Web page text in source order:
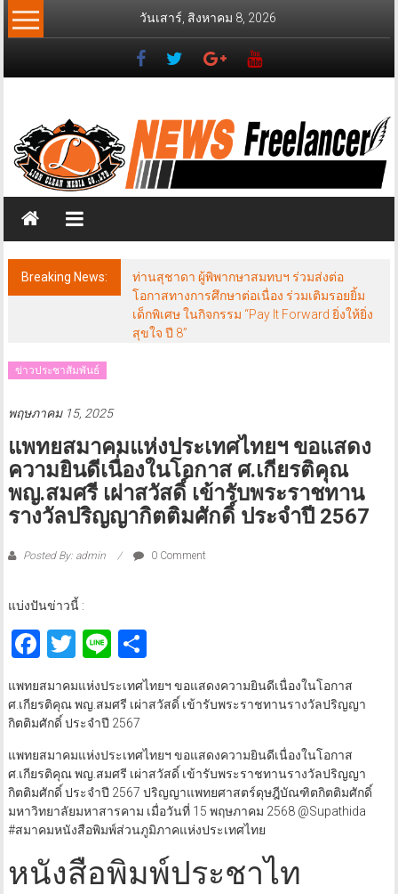
Skip
to
วันเสาร์, สิงหาคม 8, 2026
News
Freelancer
วส์
ฟรี
แลน
เซอร์
Breaking News:
ท่านสุชาดา ผู้พิพากษาสมทบฯ ร่วมส่งต่อ
โอกาสทางการศึกษาต่อเนื่อง ร่วมเติมรอยยิ้ม
เด็กพิเศษ ในกิจกรรม “Pay It Forward ยิ่งให้ยิ่ง
สุขใจ ปี 8”
ข่าวประชาสัมพันธ์
พฤษภาคม 15, 2025
แพทยสมาคมแห่งประเทศไทยฯ ขอแสดง
ความยินดีเนื่องในโอกาส ศ.เกียรติคุณ
พญ.สมศรี เผ่าสวัสดิ์ เข้ารับพระราชทาน
รางวัลปริญญากิตติมศักดิ์ ประจำปี 2567
Posted By: admin 0 Comment
แบ่งปันข่าวนี้ :
Facebook
Twitter
LineShare
แพทยสมาคมแห่งประเทศไทยฯ ขอแสดงความยินดีเนื่องในโอกาส
ศ.เกียรติคุณ พญ.สมศรี เผ่าสวัสดิ์ เข้ารับพระราชทานรางวัลปริญญา
กิตติมศักดิ์ ประจำปี 2567
แพทยสมาคมแห่งประเทศไทยฯ ขอแสดงความยินดีเนื่องในโอกาส
ศ.เกียรติคุณ พญ.สมศรี เผ่าสวัสดิ์ เข้ารับพระราชทานรางวัลปริญญา
กิตติมศักดิ์ ประจำปี 2567 ปริญญาแพทยศาสตร์ดุษฎีบัณฑิตกิตติมศักดิ์
มหาวิทยาลัยมหาสารคาม เมื่อวันที่ 15 พฤษภาคม 2568 @Supathida
#สมาคมหนังสือพิมพ์ส่วนภูมิภาคแห่งประเทศไทย
หนังสือพิมพ์ประชาไท